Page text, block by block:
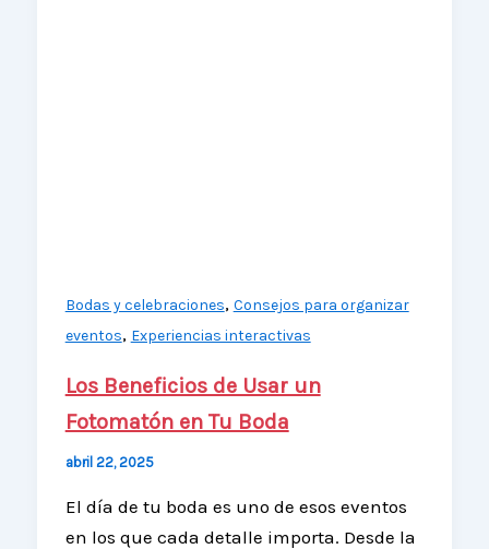
Bodas y celebraciones, Consejos para organizar
eventos, Experiencias interactivas
Los Beneficios de Usar un
Fotomatón en Tu Boda
abril 22, 2025
El día de tu boda es uno de esos eventos
en los que cada detalle importa. Desde la